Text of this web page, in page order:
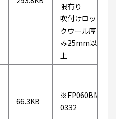
限有り
吹付けロッ
クウール厚
み25mm以
上
66.3KB
※FP060BM-
0332